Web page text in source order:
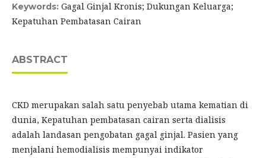
Keywords: Gagal Ginjal Kronis; Dukungan Keluarga;
Kepatuhan Pembatasan Cairan
ABSTRACT
CKD merupakan salah satu penyebab utama kematian di
dunia, Kepatuhan pembatasan cairan serta dialisis
adalah landasan pengobatan gagal ginjal. Pasien yang
menjalani hemodialisis mempunyai indikator